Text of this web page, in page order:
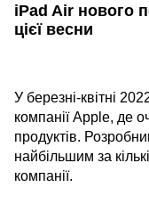
iPad Air нового
цієї весни
У березні-квітні
компанії Apple, де
продуктів.
найбільшим за
компанії.